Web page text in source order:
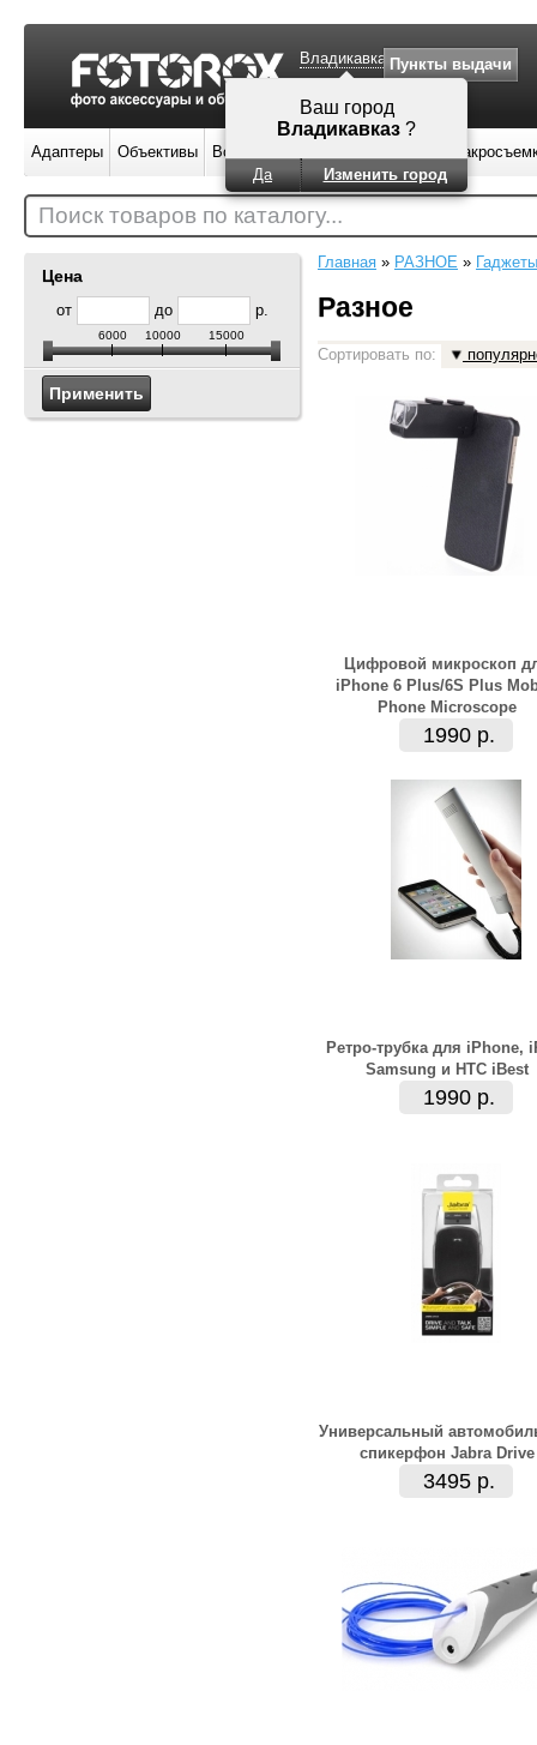
Цена
от до р.
6000 10000 15000
Главная » РАЗНОЕ » Гаджеты
Разное
Сортировать по:
Цифровой микроскоп
iPhone 6 Plus/6S Plus
Phone Microscope
1990 р.
Ретро-трубка для iPhone,
Samsung и HTC iBest
1990 р.
Универсальный
спикерфон Jabra Drive
3495 р.
Владикавказ
Ваш город
Владикавказ
Да Изменить город
Пункты выдачи
Адаптеры Объективы Вспышки
Поиск товаров по каталогу...